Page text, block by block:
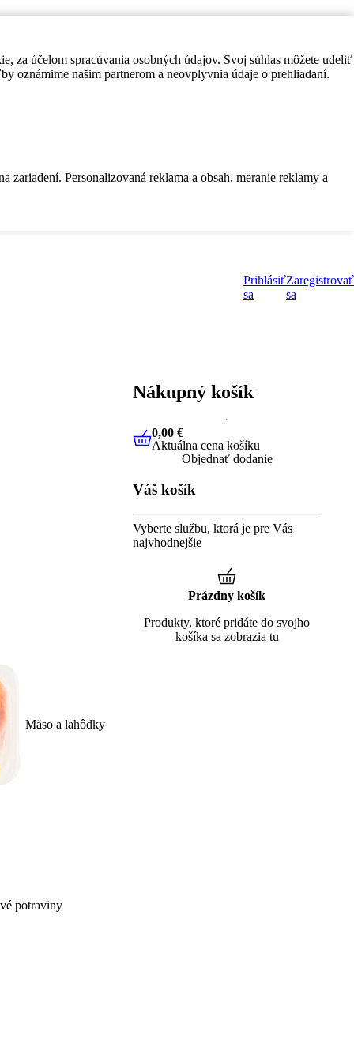
za účelom spracúvania osobných údajov. Svoj súhlas môžete udeliť
oznámime našim partnerom a neovplyvnia údaje o prehliadaní.
Personalizovaná reklama a obsah, meranie reklamy a
Prihlásiť
sa
Zaregistrovať
sa
Mäso a lahôdky
potraviny
Nákupný košík
0,00 €Aktuálna cena košíku
0,00 €
Aktuálna cena košíku
Objednať dodanie
Váš košík
Vyberte službu, ktorá je pre Vás
najvhodnejšie
Prázdny košík
Produkty, ktoré pridáte do svojho
košíka sa zobrazia tu